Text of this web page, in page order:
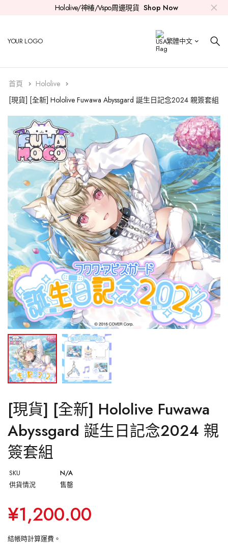
Hololive/神椿/Vspo周邊現貨 Shop Now
YOUR LOGO 繁體中文
首頁
Hololive
[現貨] [全新] Hololive Fuwawa Abyssgard 誕生日記念2024 親簽套組
[現貨] [全新] Hololive Fuwawa
Abyssgard 誕生日記念2024 親
簽套組
SKU
N/A
供貨情況
售罄
¥1,200.00
結帳時計算運費 。
Hololive
Vspo
其他
親簽套組
公仔
徽章
CD
其他
0期生
時乃空
Azki
櫻巫女
星街彗星
Aki
白上吹雪
夏色祭
2期生
紫咲詩音
癒月巧可
大空昴
湊阿庫婭
Gamers
白上吹雪
貓又小粥
戌神沁音
3期生
兔田佩克拉
白銀諾艾爾
寶鐘瑪琳
4期生
常闇永遠
角卷綿芽
姬森璐娜
桐生可可
5期生
雪花菈米
獅白牡丹
尾丸波爾卡
HoloX
拉普
博衣可佑理
沙花叉克蘿伊
風真伊呂波
Regloss
火威青
一條莉莉華
儒烏風亭
轟
Hololive ID
Ayunda Risu
Airani Iofifteen
Kureiji Ollie
Anya Melfissa
Pavolia Reine
Vestia Zeta
Kaela Kovalskia
Kobo Kanaeru
Myth
Mori Calliope
Watson Amelia
Gawr Gura
Ninomae Ina'nis
Nanashi Mumei
Ouro Kronii
Hakos Baelz
IRyS
Tsukumo Sana
Advent
Koseki Bijou
Nerissa Ravencroft
Mococo Abyssgard
Fuwawa Abyssgard
Justice
Elizabeth Rose Bloodflame
Cecilia Immergreen
Raora Panthera